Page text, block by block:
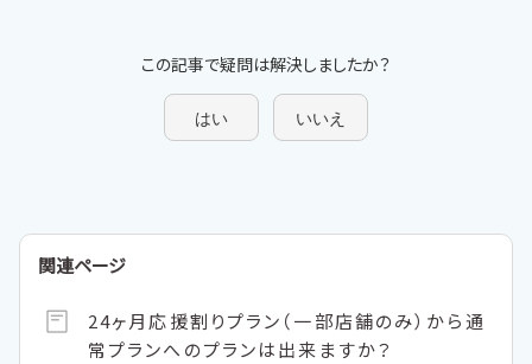
この記事で疑問は解決しましたか？
はい いいえ
関連ページ
24ヶ月応援割りプラン（一部店舗のみ）から通
常プランへのプランは出来ますか？